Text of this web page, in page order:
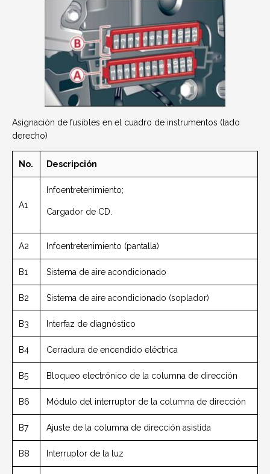
Asignación de fusibles en el cuadro de instrumentos (lado
derecho)
No. Descripción
A1
Infoentretenimiento;
Cargador de CD.
A2 Infoentretenimiento (pantalla)
B1 Sistema de aire acondicionado
B2 Sistema de aire acondicionado (soplador)
B3 Interfaz de diagnóstico
B4 Cerradura de encendido eléctrica
B5 Bloqueo electrónico de la columna de dirección
B6 Módulo del interruptor de la columna de dirección
B7 Ajuste de la columna de dirección asistida
B8 Interruptor de la luz